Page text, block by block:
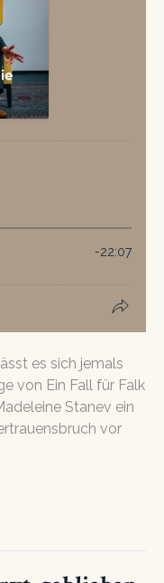
es sich jemals
von Ein Fall für Falk
Stanev ein
vor